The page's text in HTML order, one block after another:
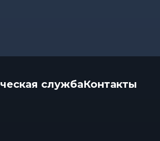
службаКонтакты